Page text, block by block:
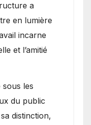
a
en lumière
incarne
et l’amitié
sous les
du public
distinction,